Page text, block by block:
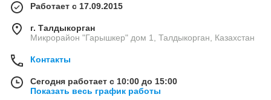
Работает с 17.09.2015
г. Талдыкорган
Микрорайон "Гарышкер" дом 1, Талдыкорган, Казахстан
Контакты
Сегодня работает с 10:00 до 15:00
Показать весь график работы